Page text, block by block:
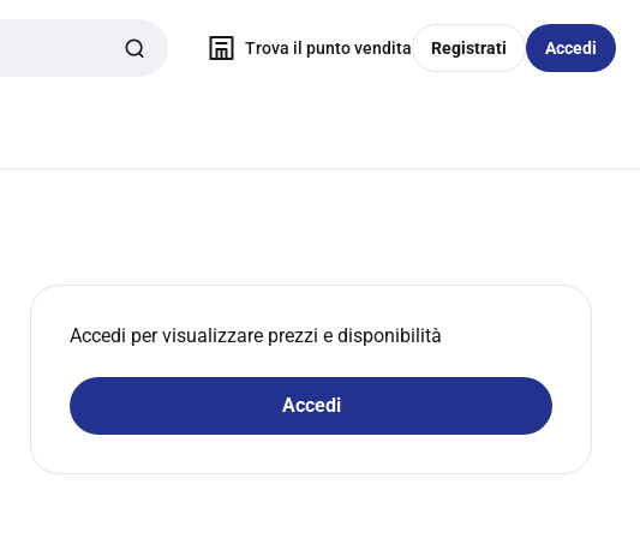
Trova il punto vendita Registrati Accedi
Accedi per visualizzare prezzi e disponibilità
Accedi